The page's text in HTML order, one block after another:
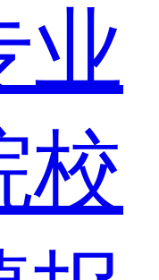
业
校